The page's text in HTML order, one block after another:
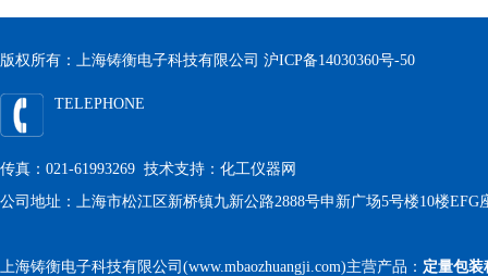
版权所有：上海铸衡电子科技有限公司 沪ICP备14030360号-50
TELEPHONE
传真：021-61993269 技术支持： 化工仪器网
公司地址：上海市松江区新桥镇九新公路2888号申新广场5号楼10楼EFG
上海铸衡电子科技有限公司(www.mbaozhuangji.com)主营产品： 定量包装